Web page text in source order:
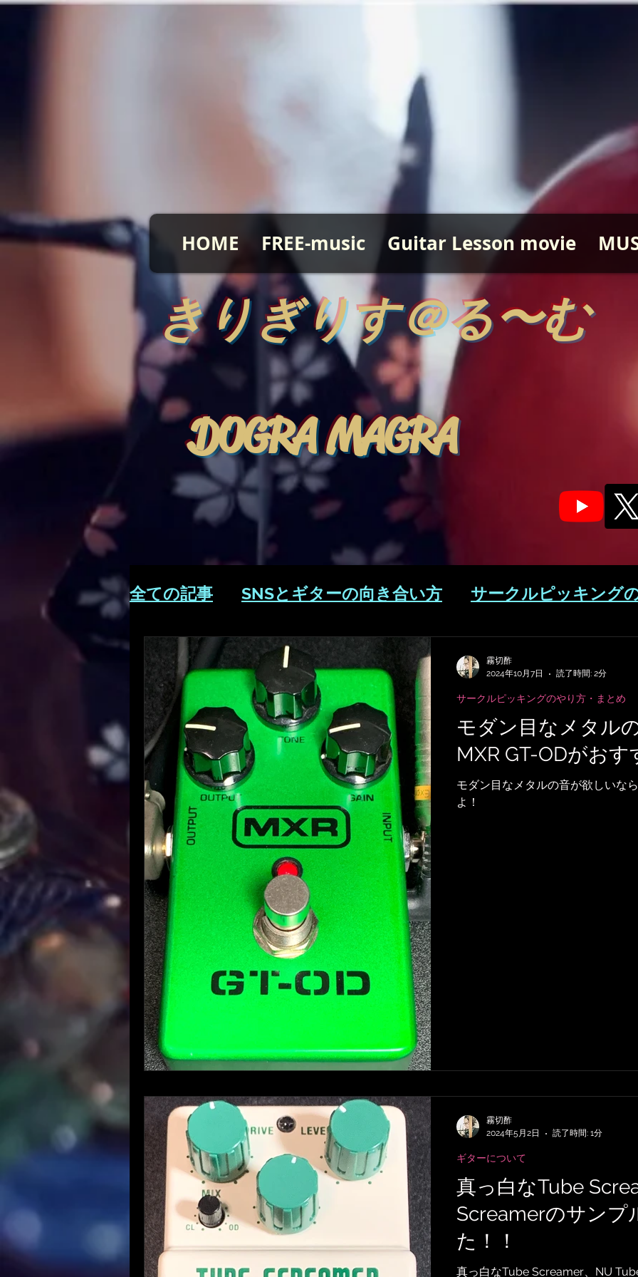
HOME FREE-music Guitar Lesson movie
全ての記事 SNSとギターの向き合い方 サークルピッキング
ギターについて KEMPERおすすめRig・使い方
音楽知識・音楽関連記事 アーティストの逸話 サメ映画
やってみた・活動記録 音楽映画、MV考察 音楽系詐欺、
自宅録音について 作曲技法 作詞について
趣味・ファッション
モダン目なメタル
MXR GT-ODがお
モダン目なメタルの音が欲しいな
よ！
サークルピッキングのやり方・まとめ
霧切酢
2024年10月7日
読了時間: 2分
真っ白なTube
Screamerのサンプ
た！！
真っ白なTube Screamer、NU
ギターについて
霧切酢
2024年5月2日
読了時間: 1分
​きりぎりす＠る〜む
DOGRA MAGRA